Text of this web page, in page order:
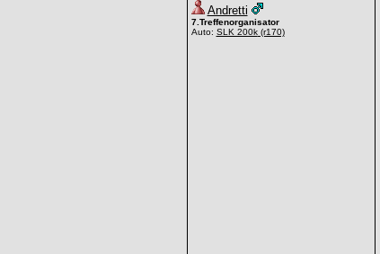
Andretti
7.Treffenorganisator
Auto: SLK 200k(r170)